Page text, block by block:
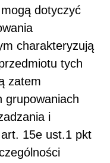
dotyczyć
charakteryzują
tych
zatem
grupowaniach
i
15e ust.1 pkt